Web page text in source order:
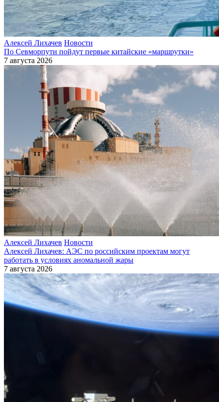
Алексей Лихачев Новости
По Севморпути пойдут первые китайские «маршрутки»
7 августа 2026
Алексей Лихачев Новости
Алексей Лихачев: АЭС по российским проектам могут
работать в условиях аномальной жары
7 августа 2026